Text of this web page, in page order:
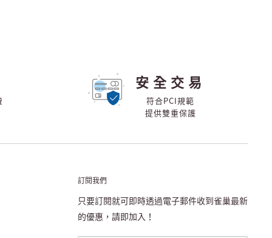
安全交易
符合PCI規範
提供雙重保護
訂閱我們
只要訂閱就可即時透過電子郵件收到雀巢最新
的優惠，請即加入！